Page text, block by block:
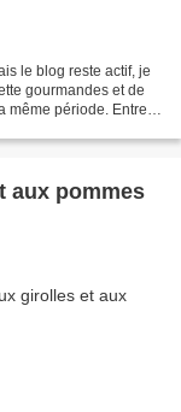
le blog reste actif, je
gourmandes et de
période. Entrez
aux pommes